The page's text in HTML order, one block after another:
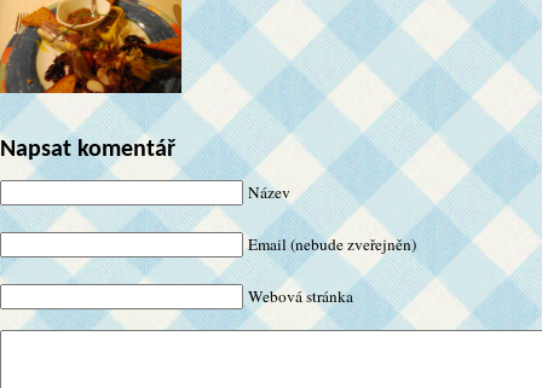
Napsat komentář
Název
Email (nebude zveřejněn)
Webová stránka